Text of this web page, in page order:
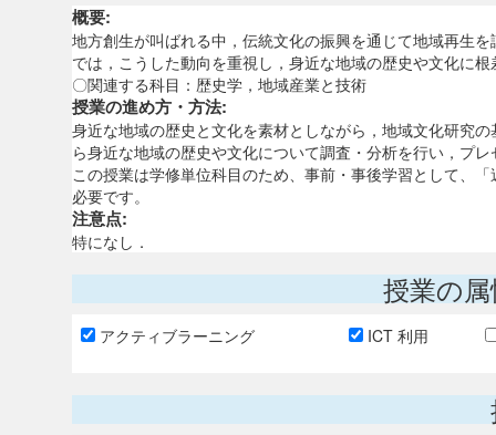
概要:
地方創生が叫ばれる中，伝統文化の振興を通じて地域再生
では，こうした動向を重視し，身近な地域の歴史や文化に
〇関連する科目：歴史学，地域産業と技術
授業の進め方・方法:
身近な地域の歴史と文化を素材としながら，地域文化研究
ら身近な地域の歴史や文化について調査・分析を行い，プ
この授業は学修単位科目のため、事前・事後学習として、
必要です。
注意点:
特になし．
授業の
アクティブラーニング ICT 利用